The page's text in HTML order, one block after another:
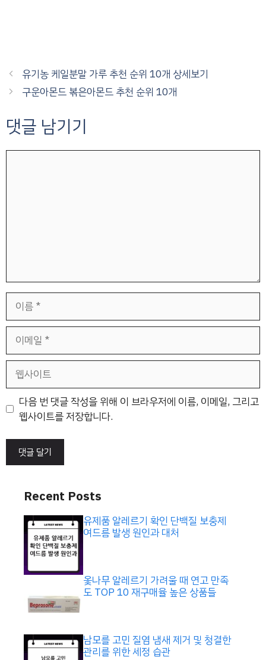
유기농 케일분말 가루 추천 순위 10개 상세보기
구운아몬드 볶은아몬드 추천 순위 10개
댓글 남기기
일
트
다음 번 댓글 작성을 위해 이 브라우저에 이름, 이메일, 그리고
웹사이트를 저장합니다.
Recent Posts
유제품 알레르기 확인 단백질 보충제
여드름 발생 원인과 대처
옻나무 알레르기 가려울 때 연고 만족
도 TOP 10 재구매율 높은 상품들
남모를 고민 질염 냄새 제거 및 청결한
관리를 위한 세정 습관